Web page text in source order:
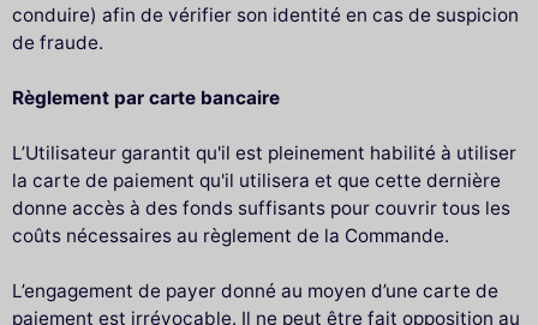
conduire) afin de vérifier son identité en cas de suspicion
de fraude.
Règlement par carte bancaire
L’Utilisateur garantit qu'il est pleinement habilité à utiliser
la carte de paiement qu'il utilisera et que cette dernière
donne accès à des fonds suffisants pour couvrir tous les
coûts nécessaires au règlement de la Commande.
L’engagement de payer donné au moyen d’une carte de
paiement est irrévocable. Il ne peut être fait opposition au